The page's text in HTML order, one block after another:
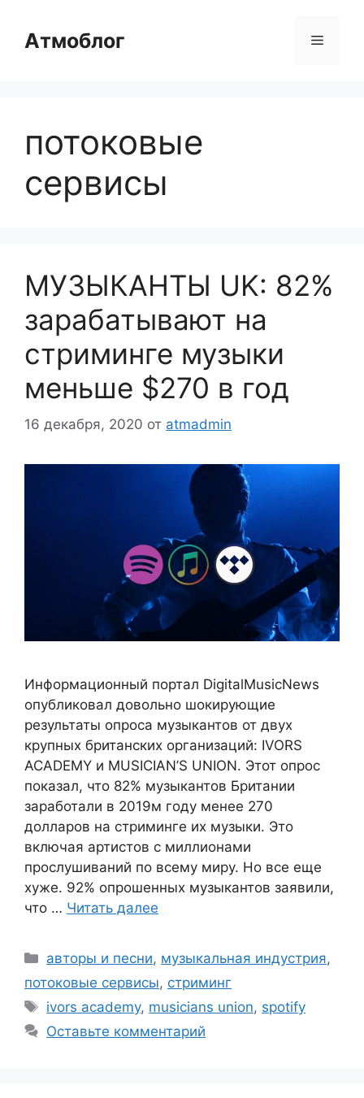
содержимому
Атмоблог Меню
потоковые
сервисы
МУЗЫКАНТЫ UK: 82%
зарабатывают на
стриминге музыки
меньше $270 в год
16 декабря, 2020 от atmadmin
Информационный портал DigitalMusicNews
опубликовал довольно шокирующие
результаты опроса музыкантов от двух
крупных британских организаций: IVORS
ACADEMY и MUSICIAN’S UNION. Этот опрос
показал, что 82% музыкантов Британии
заработали в 2019м году менее 270
долларов на стриминге их музыки. Это
включая артистов с миллионами
прослушиваний по всему миру. Но все еще
хуже. 92% опрошенных музыкантов заявили,
что … Читать далее
Рубрики
авторы и песни, музыкальная индустрия,
потоковые сервисы, стриминг
Метки
ivors academy, musicians union, spotify
Оставьте комментарий